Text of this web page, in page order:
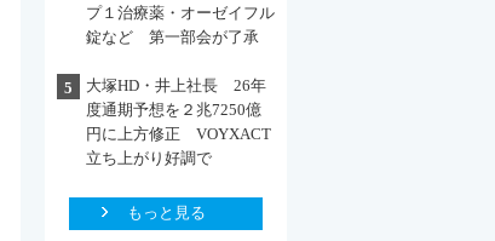
プ１治療薬・オーゼイフル
錠など 第一部会が了承
5
大塚HD・井上社長 26年
度通期予想を２兆7250億
円に上方修正 VOYXACT
立ち上がり好調で
もっと見る